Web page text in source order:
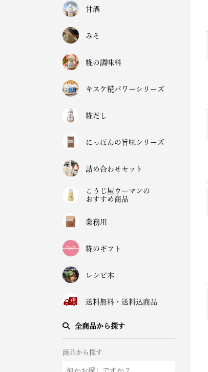
甘酒
みそ
糀の調味料
キスケ糀パワーシリーズ
糀だし
にっぽんの旨味シリーズ
詰め合わせセット
こうじ屋ウーマンの
おすすめ商品
業務用
糀のギフト
レシピ本
送料無料・送料込商品
全商品から探す
商品から探す